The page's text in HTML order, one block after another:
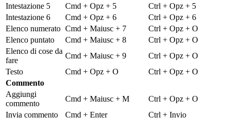
Intestazione 5
Cmd + Opz + 5
Ctrl + Opz + 5
Intestazione 6
Cmd + Opz + 6
Ctrl + Opz + 6
Elenco numerato Cmd + Maiusc + 7
Ctrl + Opz + O
Elenco puntato
Cmd + Maiusc + 8
Ctrl + Opz + O
Elenco di cose da
fare
Cmd + Maiusc + 9
Ctrl + Opz + O
Testo
Cmd + Opz + O
Ctrl + Opz + O
Commento
Aggiungi
commento
Cmd + Maiusc + M
Ctrl + Opz + O
Invia commento
Cmd + Enter Ctrl + Invio